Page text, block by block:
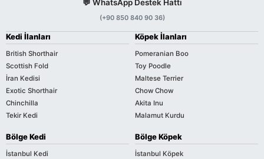
💬 WhatsApp Destek Hattı
(+90 850 840 90 36)
Kedi İlanları
British Shorthair
Scottish Fold
İran Kedisi
Exotic Shorthair
Chinchilla
Tekir Kedi
Köpek İlanları
Pomeranian Boo
Toy Poodle
Maltese Terrier
Chow Chow
Akita Inu
Malamut Kurdu
Bölge Kedi
İstanbul Kedi
Bölge Köpek
İstanbul Köpek